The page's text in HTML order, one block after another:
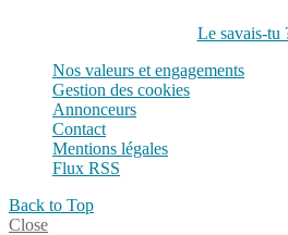
Le savais-tu
Nos valeurs et engagements
Gestion des cookies
Annonceurs
Contact
Mentions légales
Flux RSS
Back to Top
Close